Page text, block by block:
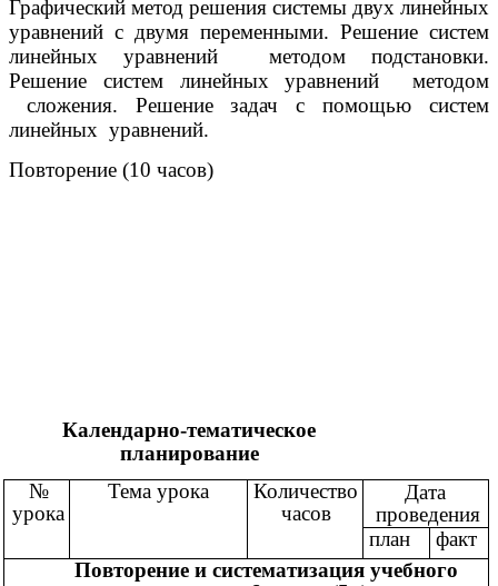
Графический метод решения системы двух линейных
уравнений с двумя переменными. Решение систем
линейных уравнений методом подстановки.
Решение систем линейных уравнений методом
сложения. Решение задач с помощью систем
линейных уравнений.
Повторение (10 часов)
Календарно-тематическое
планирование
№
урока
Тема урока
Количество
часов
Дата
проведения
план
факт
Повторение и систематизация учебного